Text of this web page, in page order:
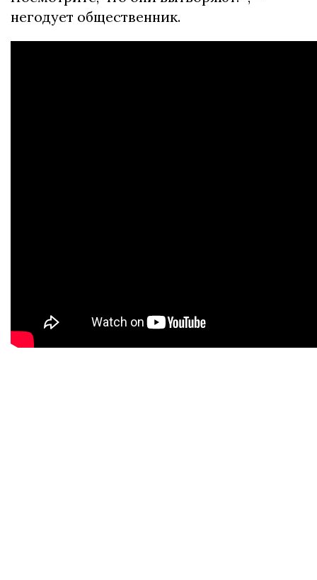
негодует общественник.